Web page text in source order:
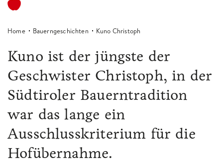
Home Bauerngeschichten Kuno Christoph
Kuno ist der jüngste der
Geschwister Christoph, in der
Südtiroler Bauerntradition
war das lange ein
Ausschlusskriterium für die
Hofübernahme.